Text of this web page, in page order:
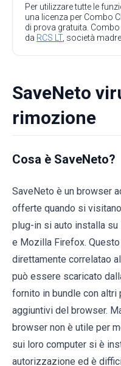
Per utilizzare tutte le
una licenza per Combo
di prova gratuita. Combo
da RCS LT, società
SaveNeto
rimozione
Cosa è SaveNeto?
SaveNeto è un browser
offerte quando si
plug-in si auto installa su
e Mozilla Firefox.
direttamente correlatao
può essere scaricato
fornito in bundle con altri
aggiuntivi del browser.
browser non è utile per
sui loro computer si è
autorizzazione ed è